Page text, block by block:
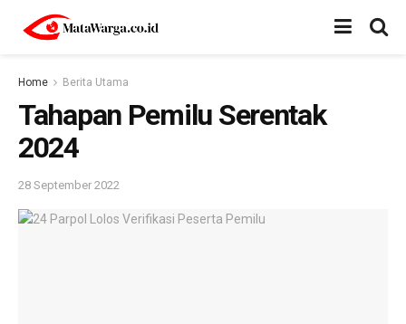
Home Berita Utama
Tahapan Pemilu Serentak
2024
28 September 2022